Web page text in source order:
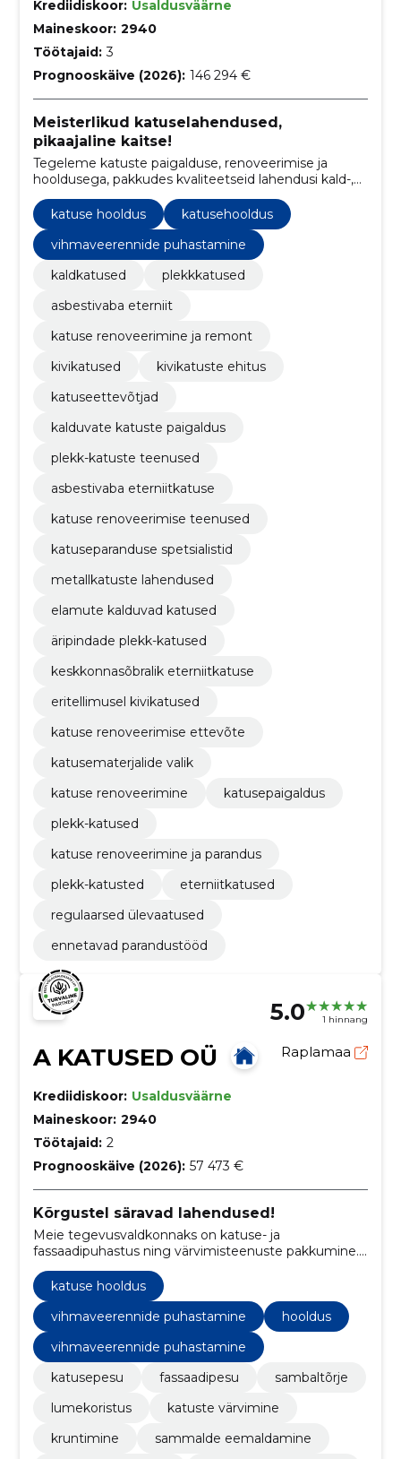
Krediidiskoor: Usaldusväärne
Maineskoor: 2940
Töötajaid: 3
Prognooskäive (2026): 146 294 €
Meisterlikud katuselahendused,
pikaajaline kaitse!
Tegeleme katuste paigalduse, renoveerimise ja
hooldusega, pakkudes kvaliteetseid lahendusi kald-,
plekk- ja kivikatustele.
katuse hooldus
katusehooldus
vihmaveerennide puhastamine
kaldkatused
plekkkatused
asbestivaba eterniit
katuse renoveerimine ja remont
kivikatused
kivikatuste ehitus
katuseettevõtjad
kalduvate katuste paigaldus
plekk-katuste teenused
asbestivaba eterniitkatuse
katuse renoveerimise teenused
katuseparanduse spetsialistid
metallkatuste lahendused
elamute kalduvad katused
äripindade plekk-katused
keskkonnasõbralik eterniitkatuse
eritellimusel kivikatused
katuse renoveerimise ettevõte
katusematerjalide valik
katuse renoveerimine
katusepaigaldus
plekk-katused
katuse renoveerimine ja parandus
plekk-katusted
eterniitkatused
regulaarsed ülevaatused
ennetavad parandustööd
5.0 1 hinnang
A KATUSED OÜ Raplamaa
Krediidiskoor: Usaldusväärne
Maineskoor: 2940
Töötajaid: 2
Prognooskäive (2026): 57 473 €
Kõrgustel säravad lahendused!
Meie tegevusvaldkonnaks on katuse- ja
fassaadipuhastus ning värvimisteenuste pakkumine.
Kasutame selleks kõrgtehnoloogilisi puhastus- ja
värvimismeetodeid, tagamaks mitte ainult visuaalset
ilu, vaid ka pikaajalist kaitset ilmastikumõjude vastu.
katuse hooldus
vihmaveerennide puhastamine
hooldus
vihmaveerennide puhastamine
katusepesu
fassaadipesu
sambaltõrje
lumekoristus
katuste värvimine
kruntimine
sammalde eemaldamine